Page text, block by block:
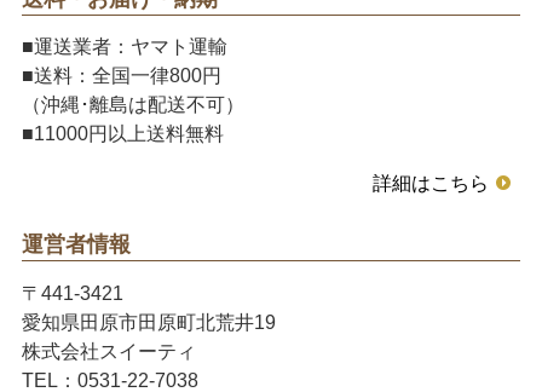
■運送業者：ヤマト運輸
■送料：全国一律800円
（沖縄･離島は配送不可）
■11000円以上送料無料
詳細はこちら
運営者情報
〒441-3421
愛知県田原市田原町北荒井19
株式会社スイーティ
TEL：0531-22-7038